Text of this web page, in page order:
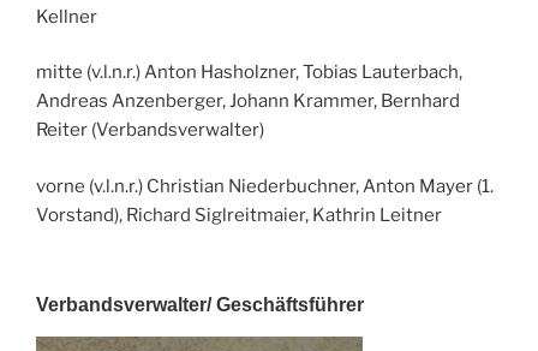
Kellner
mitte (v.l.n.r.) Anton Hasholzner, Tobias Lauterbach,
Andreas Anzenberger, Johann Krammer, Bernhard
Reiter (Verbandsverwalter)
vorne (v.l.n.r.) Christian Niederbuchner, Anton Mayer (1.
Vorstand), Richard Siglreitmaier, Kathrin Leitner
Verbandsverwalter/ Geschäftsführer